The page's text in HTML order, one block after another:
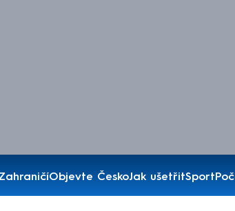
Objevte ČeskoJak ušetřitSport